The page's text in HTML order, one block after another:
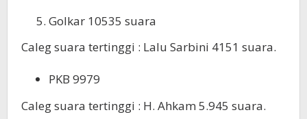
Golkar 10535 suara
Caleg suara tertinggi : Lalu Sarbini 4151 suara.
PKB 9979
Caleg suara tertinggi : H. Ahkam 5.945 suara.